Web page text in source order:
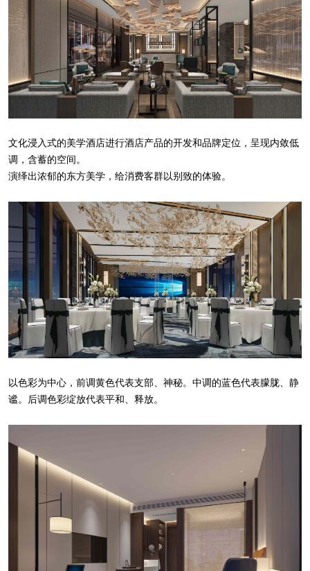
文化浸入式的美学酒店进行酒店产品的开发和品牌定位，呈现内敛低
调，含蓄的空间。
演绎出浓郁的东方美学，给消费客群以别致的体验。
以色彩为中心，前调黄色代表支部、神秘。中调的蓝色代表朦胧、静
谧。后调色彩绽放代表平和、释放。